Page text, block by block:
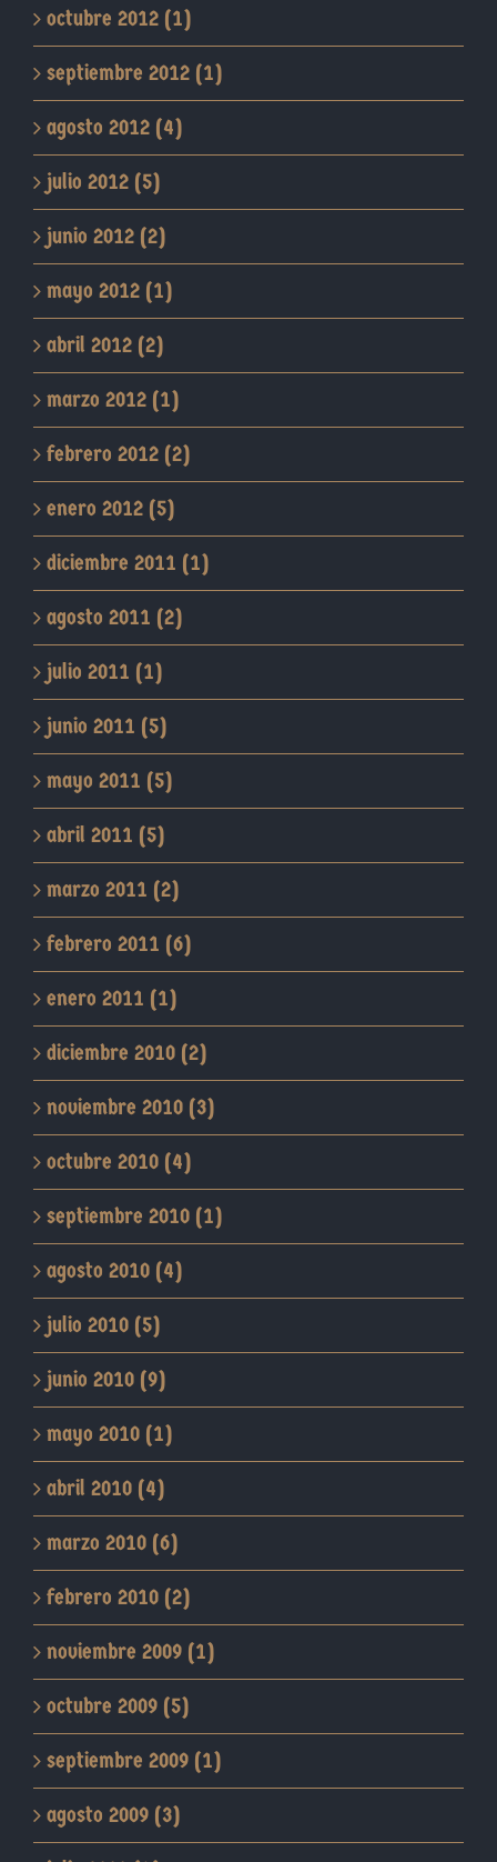
octubre 2012 (1)
septiembre 2012 (1)
agosto 2012 (4)
julio 2012 (5)
junio 2012 (2)
mayo 2012 (1)
abril 2012 (2)
marzo 2012 (1)
febrero 2012 (2)
enero 2012 (5)
diciembre 2011 (1)
agosto 2011 (2)
julio 2011 (1)
junio 2011 (5)
mayo 2011 (5)
abril 2011 (5)
marzo 2011 (2)
febrero 2011 (6)
enero 2011 (1)
diciembre 2010 (2)
noviembre 2010 (3)
octubre 2010 (4)
septiembre 2010 (1)
agosto 2010 (4)
julio 2010 (5)
junio 2010 (9)
mayo 2010 (1)
abril 2010 (4)
marzo 2010 (6)
febrero 2010 (2)
noviembre 2009 (1)
octubre 2009 (5)
septiembre 2009 (1)
agosto 2009 (3)